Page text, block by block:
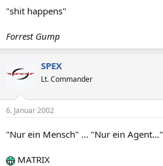
"shit happens"
Forrest Gump
SPEX
Lt. Commander
6. Januar 2002
"Nur ein Mensch" ... "Nur ein Agent..."
MATRIX